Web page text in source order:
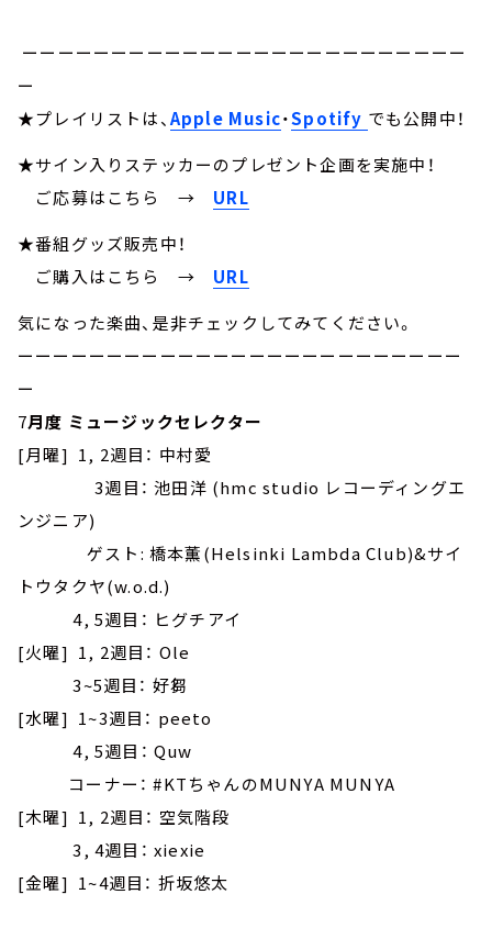
ーーーーーーーーーーーーーーーーーーーーーーーーー
ー
★プレイリストは、Apple Music・Spotify でも公開中！
★サイン入りステッカーのプレゼント企画を実施中！
ご応募はこちら → URL
★番組グッズ販売中！
ご購入はこちら → URL
気になった楽曲、是非チェックしてみてください。
ーーーーーーーーーーーーーーーーーーーーーーーーー
ー
7月度 ミュージックセレクター
[月曜] 1, 2週目： 中村愛
3週目： 池田洋 (hmc studio レコーディングエ
ンジニア)
ゲスト: 橋本薫(Helsinki Lambda Club)&サイ
トウタクヤ(w.o.d.)
4, 5週目： ヒグチアイ
[火曜] 1, 2週目： Ole
3~5週目： 好芻
[水曜] 1~3週目： peeto
4, 5週目： Quw
コーナー： #KTちゃんのMUNYA MUNYA
[木曜] 1, 2週目： 空気階段
3, 4週目： xiexie
[金曜] 1~4週目： 折坂悠太